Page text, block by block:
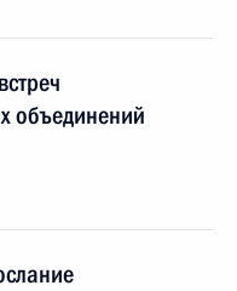
объединений